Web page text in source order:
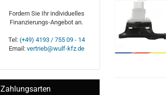
Fordern Sie Ihr individuelles
Finanzierungs-Angebot an.
Tel: (+49) 4193 / 755 09 - 14
Email: vertrieb@wulf-kfz.de
Zahlungsarten